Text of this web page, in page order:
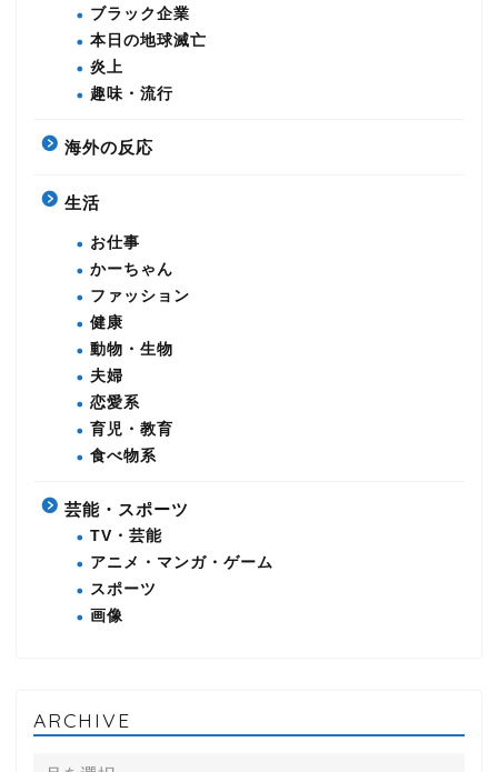
ブラック企業
本日の地球滅亡
炎上
趣味・流行
海外の反応
生活
お仕事
かーちゃん
ファッション
健康
動物・生物
夫婦
恋愛系
育児・教育
食べ物系
芸能・スポーツ
TV・芸能
アニメ・マンガ・ゲーム
スポーツ
画像
ARCHIVE